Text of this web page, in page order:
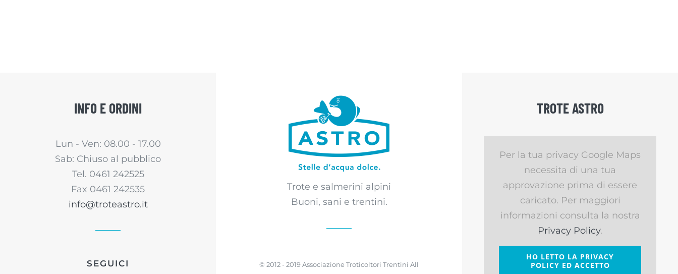
INFO E ORDINI
Lun - Ven: 08.00 - 17.00
Sab: Chiuso al pubblico
Tel. 0461 242525
Fax 0461 242535
info@troteastro.it
SEGUICI
Trote e salmerini alpini
Buoni, sani e trentini.
© 2012 - 2019 Associazione Troticoltori Trentini All
TROTE ASTRO
Per la tua privacy Google Maps
necessita di una tua
approvazione prima di essere
caricato. Per maggiori
informazioni consulta la nostra
Privacy Policy.
HO LETTO LA PRIVACY
POLICY ED ACCETTO